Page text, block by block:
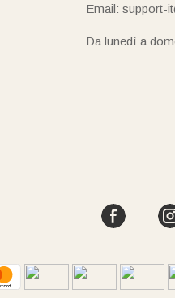
Email: support-
Da lunedì a